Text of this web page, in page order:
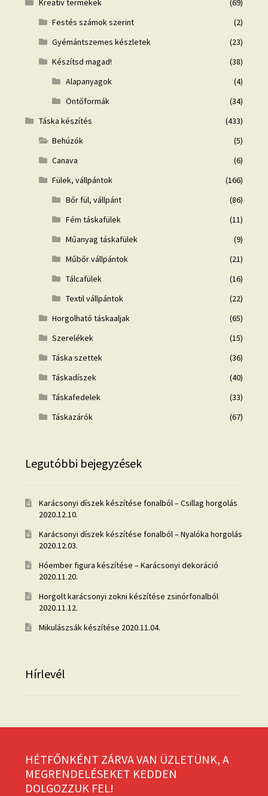
Kreatív termékek
(69)
Festés számok szerint
(2)
Gyémántszemes készletek
(23)
Készítsd magad!
(38)
Alapanyagok
(4)
Öntőformák
(34)
Táska készítés
(433)
Behúzók
(5)
Canava
(6)
Fülek, vállpántok
(166)
Bőr fül, vállpánt
(86)
Fém táskafülek
(11)
Műanyag táskafülek
(9)
Műbőr vállpántok
(21)
Tálcafülek
(16)
Textil vállpántok
(22)
Horgolható táskaaljak
(65)
Szerelékek
(15)
Táska szettek
(36)
Táskadíszek
(40)
Táskafedelek
(33)
Táskazárók
(67)
Legutóbbi bejegyzések
Karácsonyi díszek készítése fonalból – Csillag horgolás
2020.12.10.
Karácsonyi díszek készítése fonalból – Nyalóka horgolás
2020.12.03.
Hóember figura készítése – Karácsonyi dekoráció
2020.11.20.
Horgolt karácsonyi zokni készítése zsinórfonalból
2020.11.12.
Mikulászsák készítése 2020.11.04.
Hírlevél
HÉTFŐNKÉNT ZÁRVA VAN ÜZLETÜNK, A
MEGRENDELÉSEKET KEDDEN
DOLGOZZUK FEL!